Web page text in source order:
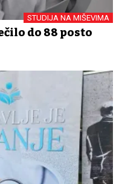
STUDIJA NA MIŠEVIMA
do 88 posto